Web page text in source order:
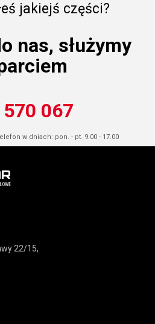
jakiejś części?
nas, służymy
067
w dniach: pon. - pt. 9.00 - 17.00
22/15,